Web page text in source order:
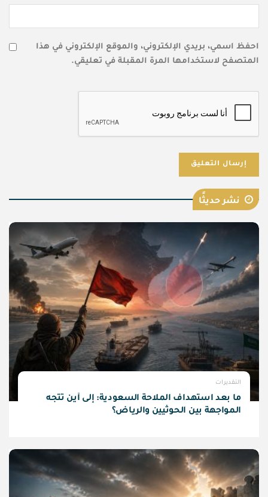
احفظ اسمي، بريدي الإلكتروني، والموقع الإلكتروني في هذا
المتصفح لاستخدامها المرة المقبلة في تعليقي.
نشر حديثًا
التقديرات
ما بعد استهداف الملاحة السعودية: إلى أين تتجه
المواجهة بين الحوثيين والرياض؟